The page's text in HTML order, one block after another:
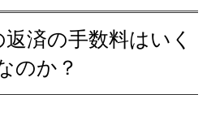
済の手数料はいく
のか？